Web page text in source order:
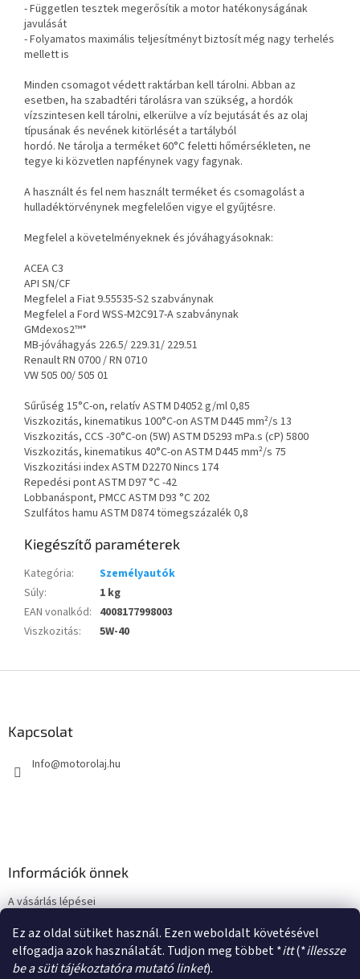
Ez az oldal sütiket használ. Ezen weboldalt követésével
elfogadja azok használatát. Tudjon meg többet *itt(*illessze
be a süti tájékoztatóra mutató linket).
- Független tesztek megerősítik a motor hatékonyságának
javulását
- Folyamatos maximális teljesítményt biztosít még nagy terhelés
mellett is
Minden csomagot védett raktárban kell tárolni. Abban az
esetben, ha szabadtéri tárolásra van szükség, a hordók
vízszintesen kell tárolni, elkerülve a víz bejutását és az olaj
típusának és nevének kitörlését a tartályból
hordó. Ne tárolja a terméket 60°C feletti hőmérsékleten, ne
tegye ki közvetlen napfénynek vagy fagynak.
A használt és fel nem használt terméket és csomagolást a
hulladéktörvénynek megfelelően vigye el gyűjtésre.
Megfelel a követelményeknek és jóváhagyásoknak:
ACEA C3
API SN/CF
Megfelel a Fiat 9.55535-S2 szabványnak
Megfelel a Ford WSS-M2C917-A szabványnak
GMdexos2™*
MB-jóváhagyás 226.5/ 229.31/ 229.51
Renault RN 0700 / RN 0710
VW 505 00/ 505 01
Sűrűség 15°C-on, relatív ASTM D4052 g/ml 0,85
Viszkozitás, kinematikus 100°C-on ASTM D445 mm²/s 13
Viszkozitás, CCS -30°C-on (5W) ASTM D5293 mPa.s (cP) 5800
Viszkozitás, kinematikus 40°C-on ASTM D445 mm²/s 75
Viszkozitási index ASTM D2270 Nincs 174
Repedési pont ASTM D97 °C -42
Lobbanáspont, PMCC ASTM D93 °C 202
Szulfátos hamu ASTM D874 tömegszázalék 0,8
Kiegészítő paraméterek
Kategória:
Személyautók
Súly:
1 kg
EAN vonalkód: 4008177998003
Viszkozitás: 5W-40
Kapcsolat
Info@motorolaj.hu
Információk önnek
A vásárlás lépései
Adatkezelési tájékoztató